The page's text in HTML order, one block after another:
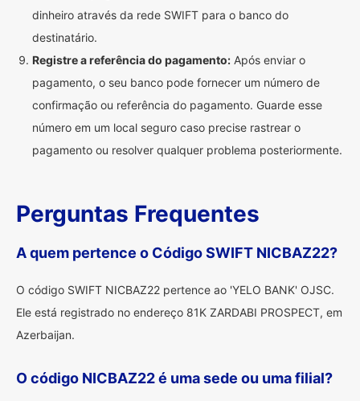
dinheiro através da rede SWIFT para o banco do
destinatário.
Registre a referência do pagamento: Após enviar o
pagamento, o seu banco pode fornecer um número de
confirmação ou referência do pagamento. Guarde esse
número em um local seguro caso precise rastrear o
pagamento ou resolver qualquer problema posteriormente.
Perguntas Frequentes
A quem pertence o Código SWIFT NICBAZ22?
O código SWIFT NICBAZ22 pertence ao 'YELO BANK' OJSC.
Ele está registrado no endereço 81K ZARDABI PROSPECT, em
Azerbaijan.
O código NICBAZ22 é uma sede ou uma filial?